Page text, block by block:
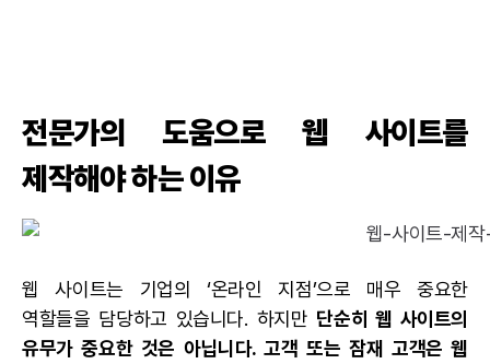
전문가의 도움으로 웹 사이트를
제작해야 하는 이유
웹 사이트는 기업의 ‘온라인 지점’으로 매우 중요한
역할들을 담당하고 있습니다. 하지만 단순히 웹 사이트의
유무가 중요한 것은 아닙니다. 고객 또는 잠재 고객은 웹